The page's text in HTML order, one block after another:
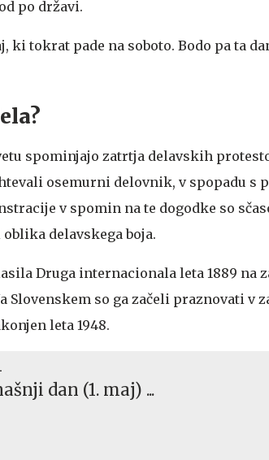
po državi.
ki tokrat pade na soboto. Bodo pa ta
spominjajo zatrtja delavskih
osemurni delovnik, v spopadu s
v spomin na te dogodke so
delavskega boja.
Druga internacionala leta 1889 na
so ga začeli praznovati v
leta 1948.
dan (1. maj) ...